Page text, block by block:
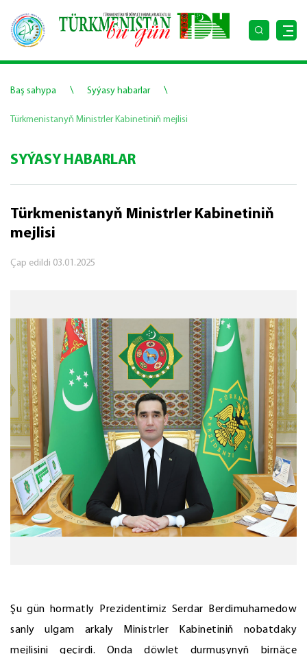
Baş sahypa \ Syýasy habarlar \
Türkmenistanyň Ministrler Kabinetiniň mejlisi
SYÝASY HABARLAR
Türkmenistanyň Ministrler Kabinetiniň
mejlisi
Çap edildi 03.01.2025
Şu gün hormatly Prezidentimiz Serdar Berdimuhamedow
sanly ulgam arkaly Ministrler Kabinetiniň nobatdaky
mejlisini geçirdi. Onda döwlet durmuşynyň birnäçe